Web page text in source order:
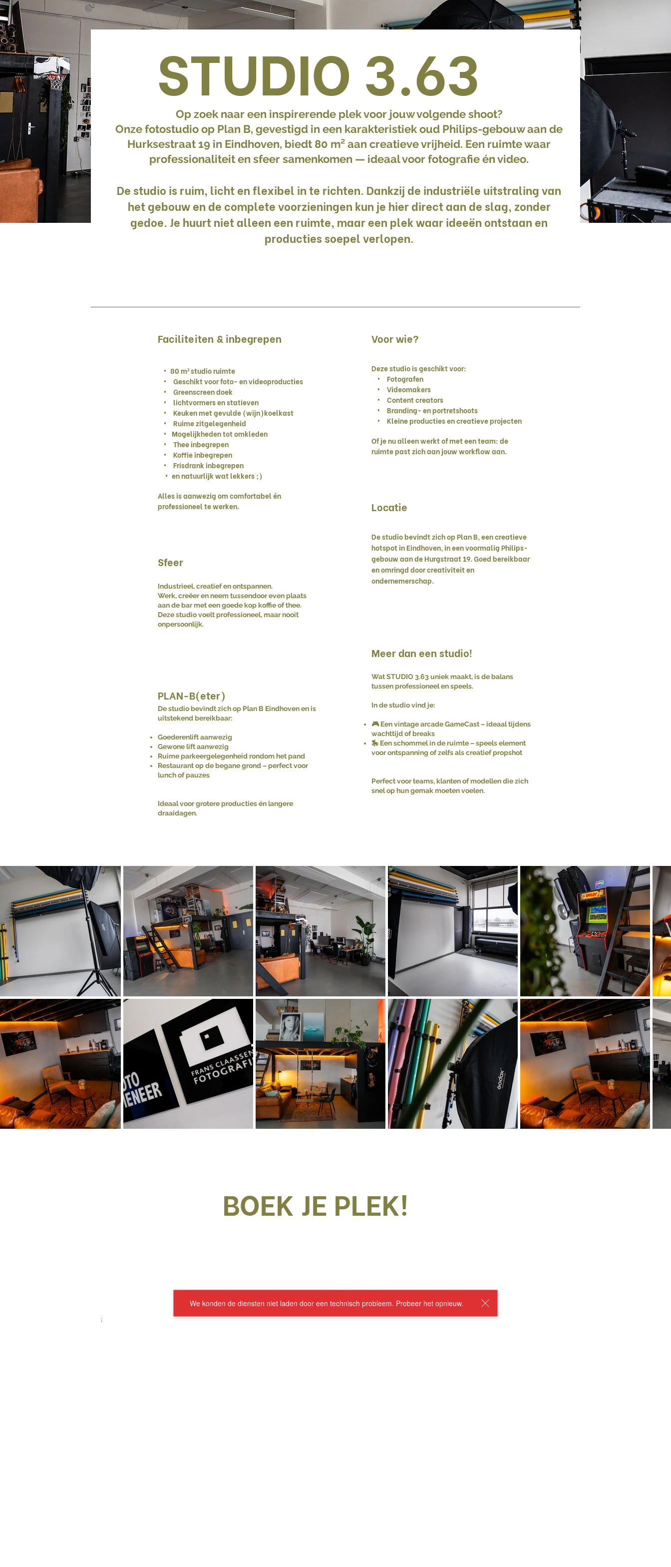
STUDIO 3.63
Op zoek naar een inspirerende plek voor jouw volgende shoot?
Onze fotostudio op Plan B, gevestigd in een karakteristiek oud Philips-gebouw aan de
Hurksestraat 19 in Eindhoven, biedt 80 m² aan creatieve vrijheid. Een ruimte waar
professionaliteit en sfeer samenkomen — ideaal voor fotografie én video.
De studio is ruim, licht en flexibel in te richten. Dankzij de industriële uitstraling van
het gebouw en de complete voorzieningen kun je hier direct aan de slag, zonder
gedoe. Je huurt niet alleen een ruimte, maar een plek waar ideeën ontstaan en
producties soepel verlopen.
Voor wie?
Deze studio is geschikt voor:
• Fotografen
• Videomakers
• Content creators
• Branding- en portretshoots
• Kleine producties en creatieve projecten
Of je nu alleen werkt of met een team: de
ruimte past zich aan jouw workflow aan.
Locatie
De studio bevindt zich op Plan B, een creatieve
hotspot in Eindhoven, in een voormalig Philips-
gebouw aan de Hurgstraat 19. Goed bereikbaar
en omringd door creativiteit en
ondernemerschap.
Meer dan een studio!
Wat STUDIO 3.63 uniek maakt, is de balans
tussen professioneel en speels.
In de studio vind je:
🎮 Een vintage arcade GameCast – ideaal tijdens
wachttijd of breaks
🎠 Een schommel in de ruimte – speels element
voor ontspanning of zelfs als creatief propshot
Perfect voor teams, klanten of modellen die zich
snel op hun gemak moeten voelen.
Faciliteiten & inbegrepen
•⁠ ⁠80 m² studio ruimte
• Geschikt voor foto- en videoproducties
• Greenscreen doek
• lichtvormers en statieven
• Keuken met gevulde (wijn)koelkast
• Ruime zitgelegenheid
• ⁠ Mogelijkheden tot omkleden
• Thee inbegrepen
• Koffie inbegrepen
• Frisdrank inbegrepen
•⁠ en natuurlijk wat lekkers ;)
Alles is aanwezig om comfortabel én
professioneel te werken.
Sfeer
Industrieel, creatief en ontspannen.
Werk, creëer en neem tussendoor even plaats
aan de bar met een goede kop koffie of thee.
Deze studio voelt professioneel, maar nooit
onpersoonlijk.
PLAN-B(eter)
De studio bevindt zich op Plan B Eindhoven en is
uitstekend bereikbaar:
Goederenlift aanwezig
Gewone lift aanwezig
Ruime parkeergelegenheid rondom het pand
Restaurant op de begane grond – perfect voor
lunch of pauzes
Ideaal voor grotere producties én langere
draaidagen.
BOEK JE PLEK!
We konden de diensten niet laden door een technisch probleem. Probeer het opnieuw.
;